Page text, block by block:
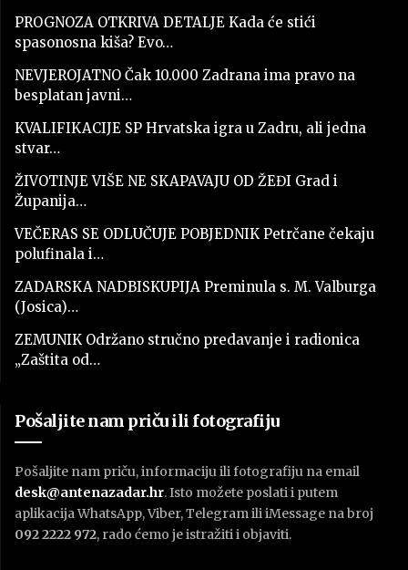
PROGNOZA OTKRIVA DETALJE Kada će stići
spasonosna kiša? Evo…
NEVJEROJATNO Čak 10.000 Zadrana ima pravo na
besplatan javni…
KVALIFIKACIJE SP Hrvatska igra u Zadru, ali jedna
stvar…
ŽIVOTINJE VIŠE NE SKAPAVAJU OD ŽEĐI Grad i
Županija…
VEČERAS SE ODLUČUJE POBJEDNIK Petrčane čekaju
polufinala i…
ZADARSKA NADBISKUPIJA Preminula s. M. Valburga
(Josica)…
ZEMUNIK Održano stručno predavanje i radionica
„Zaštita od…
Pošaljite nam priču ili fotografiju
Pošaljite nam priču, informaciju ili fotografiju na email
desk@antenazadar.hr. Isto možete poslati i putem
aplikacija WhatsApp, Viber, Telegram ili iMessage na broj
092 2222 972, rado ćemo je istražiti i objaviti.